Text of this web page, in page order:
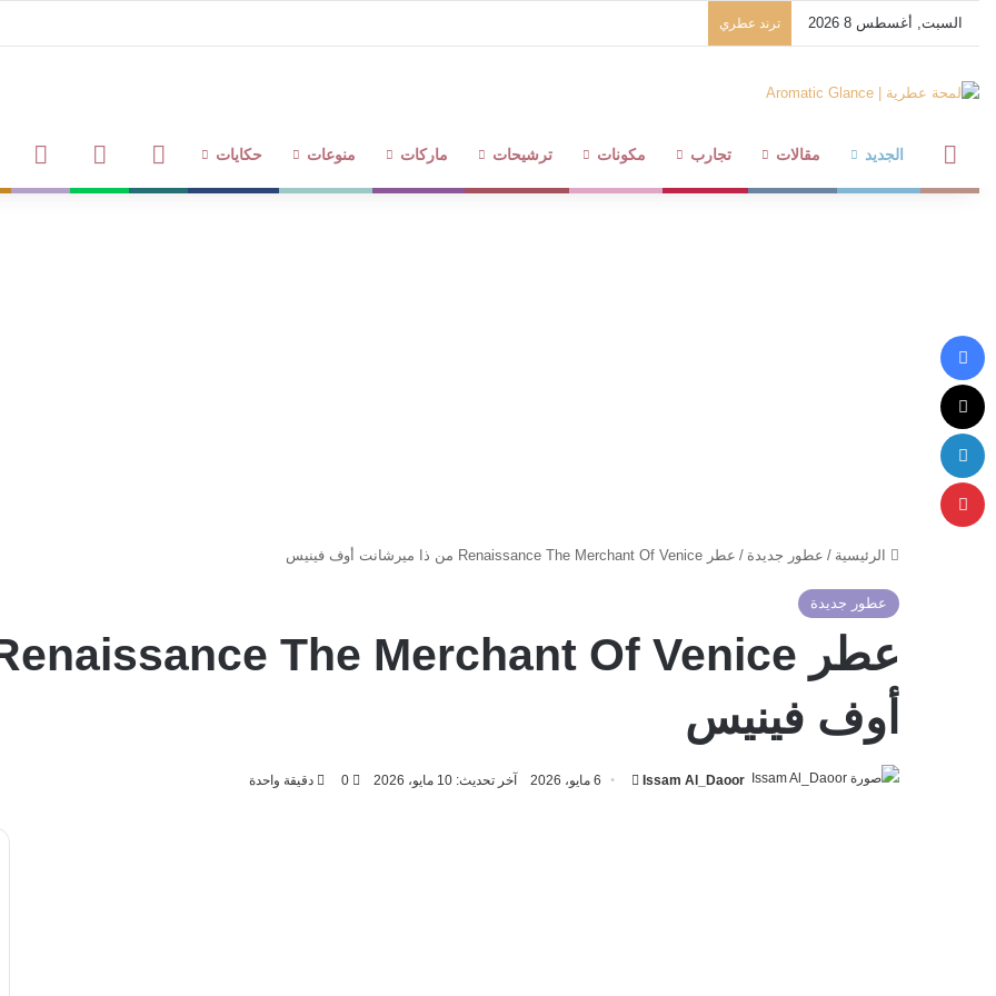
السبت, أغسطس 8 2026 ترند عطري
لمحة عطرية
الجديد مقالات تجارب مكونات ترشيحات ماركات منوعات حكايات
الرئيسية / عطور جديدة / عطر Renaissance The Merchant Of Venice من ذا ميرشانت أوف فينيس
عطور جديدة
أوف فينيس
Issam Al_Daoor
أرسل 6 مايو، 2026 آخر تحديث: 10 مايو، 2026 0 دقيقة واحدة